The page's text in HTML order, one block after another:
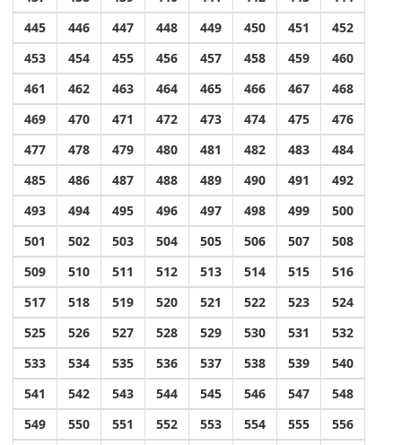
445
446 447 448 449 450 451
452
453
454 455 456 457 458 459
460
461
462 463 464 465 466 467
468
469
470 471 472 473 474 475
476
477
478 479 480 481 482 483
484
485
486 487 488 489 490 491
492
493
494 495 496 497 498 499
500
501
502 503 504 505 506 507
508
509
510 511 512 513 514 515
516
517
518 519 520 521 522 523
524
525
526 527 528 529 530 531
532
533
534 535 536 537 538 539
540
541
542 543 544 545 546 547
548
549
550 551 552 553 554 555
556